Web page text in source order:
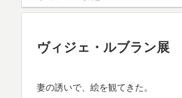
ヴィジェ・ルブラン展
妻の誘いで、絵を観てきた。